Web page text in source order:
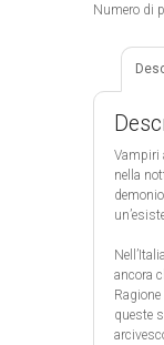
Numero di
Vampiri
nella
ancora
queste